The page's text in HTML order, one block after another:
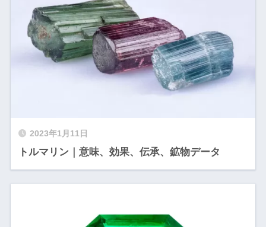
2023年1月11日
トルマリン｜意味、効果、伝承、鉱物データ